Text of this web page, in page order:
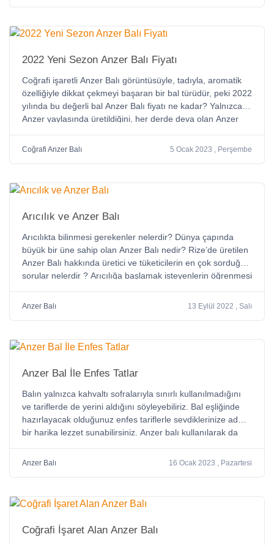
2022 Yeni Sezon Anzer Balı Fiyatı
Coğrafi işaretli Anzer Balı görüntüsüyle, tadıyla, aromatik
özelliğiyle dikkat çekmeyi başaran bir bal türüdür, peki 2022
yılında bu değerli bal Anzer Balı fiyatı ne kadar? Yalnızca
Anzer yaylasında üretildiğini, her derde deva olan Anzer
Coğrafi Anzer Balı 5 Ocak 2023 , Perşembe
Arıcılık ve Anzer Balı
Arıcılıkta bilinmesi gerekenler nelerdir? Dünya çapında
büyük bir üne sahip olan Anzer Balı nedir? Rize’de üretilen
Anzer Balı hakkında üretici ve tüketicilerin en çok sorduğu
sorular nelerdir ? Arıcılığa başlamak isteyenlerin öğrenmesi
Anzer Balı 13 Eylül 2022 , Salı
Anzer Bal İle Enfes Tatlar
Balın yalnızca kahvaltı sofralarıyla sınırlı kullanılmadığını
ve tariflerde de yerini aldığını söyleyebiliriz. Bal eşliğinde
hazırlayacak olduğunuz enfes tariflerle sevdiklerinize adeta
bir harika lezzet sunabilirsiniz. Anzer balı kullanılarak da
Anzer Balı 16 Ocak 2023 , Pazartesi
Coğrafi İşaret Alan Anzer Balı